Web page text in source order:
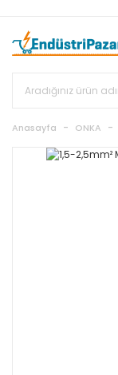
Bayonet J Tip
Sepette Ekstra %5
Alışverişlerinizde
%15
Alışverişlerinizde
Standart
Anasayfa ONKA